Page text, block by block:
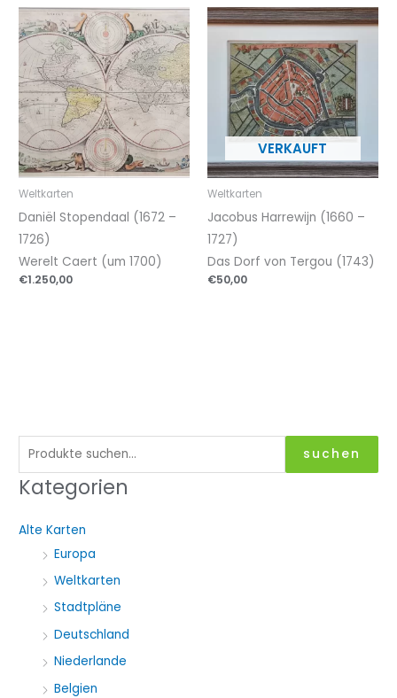
u
c
suchen
Kategorien
Alte Karten
Europa
Weltkarten
Stadtpläne
Deutschland
Niederlande
Belgien
Weltkarten
Daniël Stopendaal (1672 –
1726)
Werelt Caert (um 1700)
€1.250,00
Weltkarten
Jacobus Harrewijn (1660 –
1727)
Das Dorf von Tergou (1743)
€50,00